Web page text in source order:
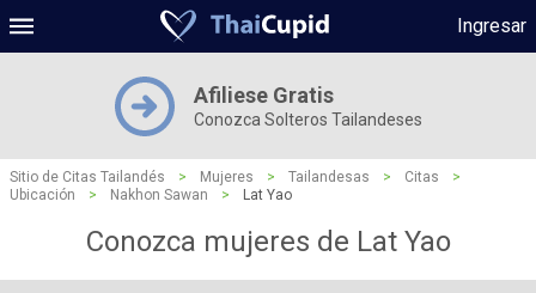
Ingresar
Afiliese Gratis
Conozca Solteros Tailandeses
Sitio de Citas Tailandés > Mujeres > Tailandesas > Citas
>
Ubicación
> Nakhon Sawan > Lat Yao
Conozca mujeres de Lat Yao